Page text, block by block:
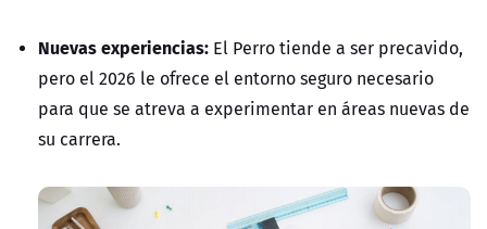
Nuevas experiencias: El Perro tiende a ser precavido,
pero el 2026 le ofrece el entorno seguro necesario
para que se atreva a experimentar en áreas nuevas de
su carrera.